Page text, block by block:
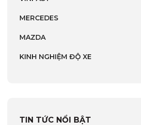
MERCEDES
MAZDA
KINH NGHIỆM ĐỘ XE
TIN TỨC NỔI BẬT